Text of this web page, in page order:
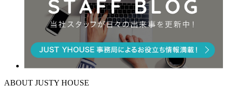
ABOUT JUSTY HOUSE